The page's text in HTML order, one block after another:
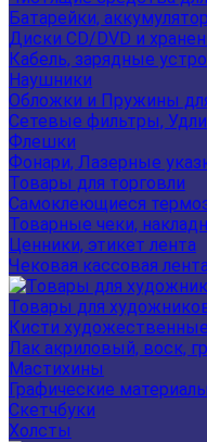
Батарейки,
Диски CD/DVD и
Кабель, зарядные
Наушники
Обложки и Пружины
Сетевые фильтры,
Флешки
Фонари, Лазерные
Товары для торговли
Самоклеющиеся
Товарные чеки,
Ценники, этикет лента
Чековая кассовая
Товары для
Кисти художественные
Лак акриловый, воск,
Мастихины
Графические материалы
Скетчбуки
Холсты